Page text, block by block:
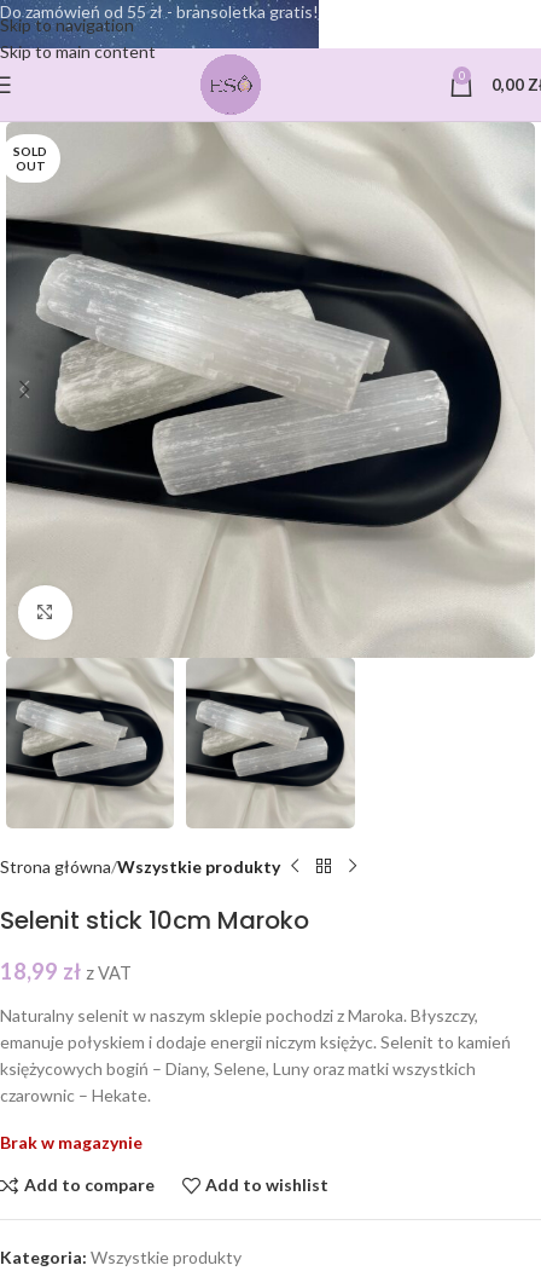
Skip to navigation
Skip to main content
0 0,00
SOLD
OUT
Click to enlarge
Strona główna Wszystkie produkty
Selenit stick 10cm Maroko
18,99 zł z VAT
Naturalny selenit w naszym sklepie pochodzi z Maroka. Błyszczy,
emanuje połyskiem i dodaje energii niczym księżyc. Selenit to kamień
księżycowych bogiń – Diany, Selene, Luny oraz matki wszystkich
czarownic – Hekate.
Brak w magazynie
Add to compare Add to wishlist
Kategoria: Wszystkie produkty
Do zamówień od 55 zł - bransoletka gratis!